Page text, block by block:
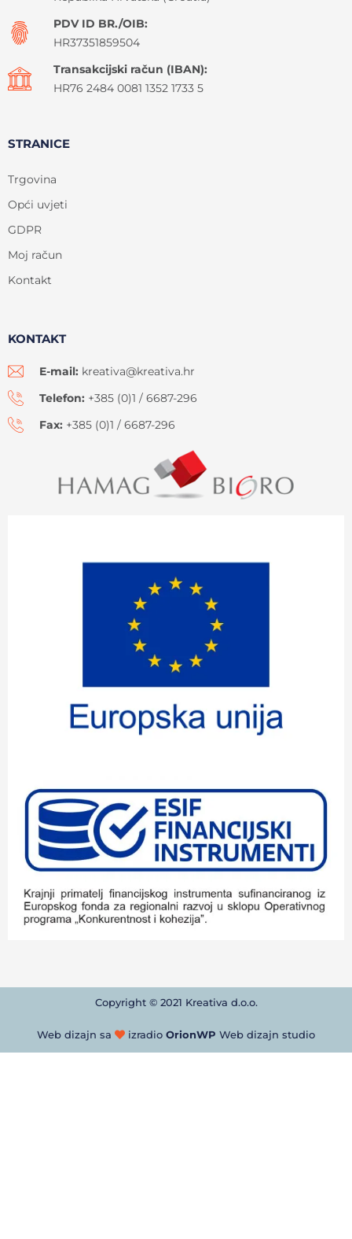
PDV ID BR./OIB:
HR37351859504
Transakcijski račun (IBAN):
HR76 2484 0081 1352 1733 5
STRANICE
Trgovina
Opći uvjeti
GDPR
Moj račun
Kontakt
KONTAKT
E-mail: kreativa@kreativa.hr
Telefon: +385 (0)1 / 6687-296
Fax: +385 (0)1 / 6687-296
Copyright © 2021 Kreativa d.o.o.
Web dizajn sa izradio OrionWP Web dizajn studio